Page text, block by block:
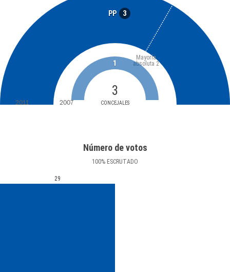
PP 3
3
CONCEJALES
Mayoría
absoluta 2
1
2011 2007
Número de votos
100% ESCRUTADO
29